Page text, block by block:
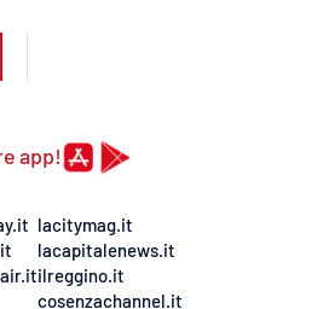
app!
lacitymag.it
lacapitalenews.it
ilreggino.it
cosenzachannel.it